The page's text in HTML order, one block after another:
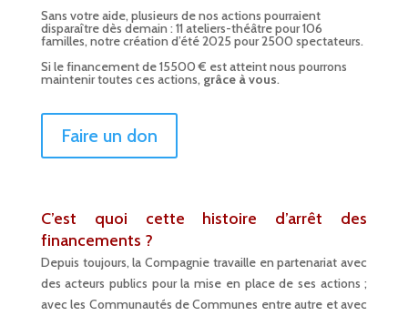
Sans votre aide, plusieurs de nos actions pourraient
disparaître dès demain : 11 ateliers-théâtre pour 106
familles, notre création d’été 2025 pour 2500 spectateurs.
Si le financement de 15500 € est atteint nous pourrons
maintenir toutes ces actions, grâce à vous.
Faire un don
C’est quoi cette histoire d’arrêt des
financements ?
Depuis toujours, la Compagnie travaille en partenariat avec
des acteurs publics pour la mise en place de ses actions ;
avec les Communautés de Communes entre autre et avec